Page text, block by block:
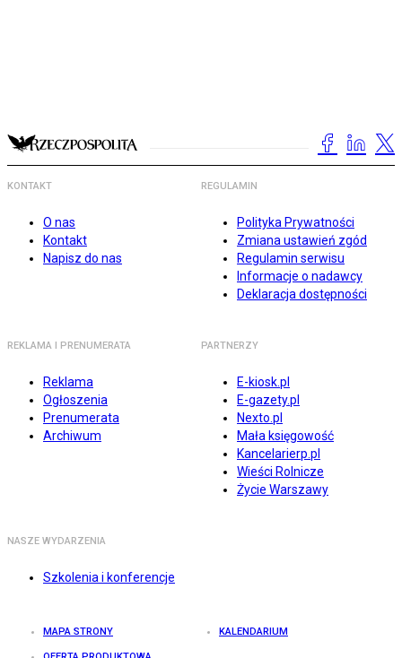
KONTAKT
O nas
Kontakt
Napisz do nas
REGULAMIN
Polityka Prywatności
Zmiana ustawień zgód
Regulamin serwisu
Informacje o nadawcy
Deklaracja dostępności
REKLAMA I PRENUMERATA
Reklama
Ogłoszenia
Prenumerata
Archiwum
PARTNERZY
E-kiosk.pl
E-gazety.pl
Nexto.pl
Mała księgowość
Kancelarierp.pl
Wieści Rolnicze
Życie Warszawy
NASZE WYDARZENIA
Szkolenia i konferencje
MAPA STRONY KALENDARIUM